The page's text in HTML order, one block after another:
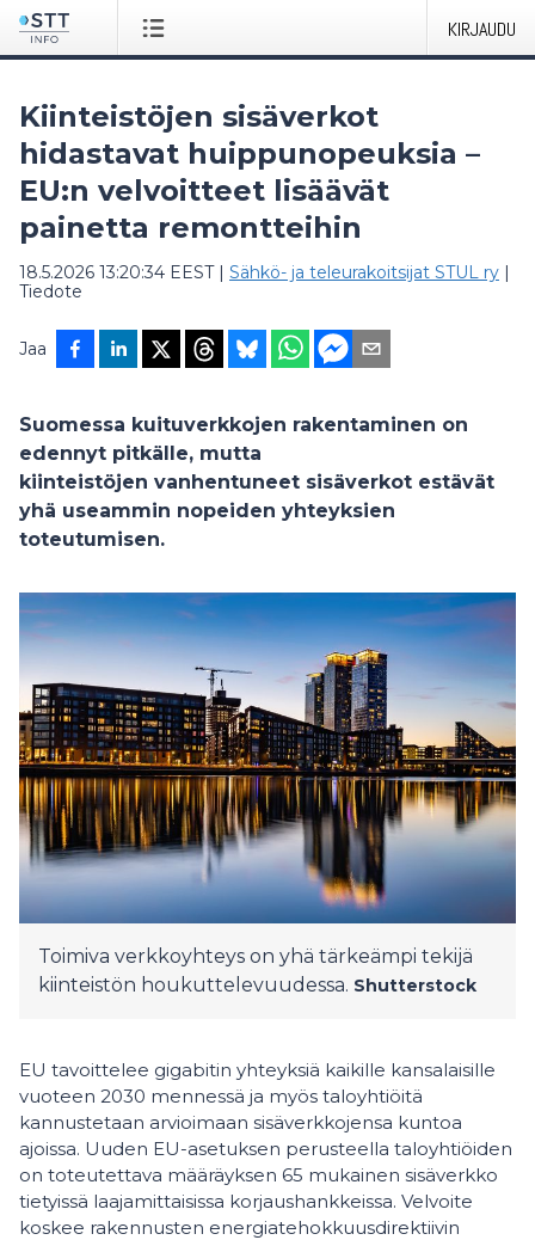
KIRJAUDU
Kiinteistöjen sisäverkot
hidastavat huippunopeuksia –
EU:n velvoitteet lisäävät
painetta remontteihin
18.5.2026 13:20:34 EEST| Sähkö- ja teleurakoitsijat STUL ry |
Tiedote
Jaa
Suomessa kuituverkkojen rakentaminen on
edennyt pitkälle, mutta
kiinteistöjen vanhentuneet sisäverkot estävät
yhä useammin nopeiden yhteyksien
toteutumisen.
Toimiva verkkoyhteys on yhä tärkeämpi tekijä
kiinteistön houkuttelevuudessa. Shutterstock
EU tavoittelee gigabitin yhteyksiä kaikille kansalaisille
vuoteen 2030 mennessä ja myös taloyhtiöitä
kannustetaan arvioimaan sisäverkkojensa kuntoa
ajoissa. Uuden EU-asetuksen perusteella taloyhtiöiden
on toteutettava määräyksen 65 mukainen sisäverkko
tietyissä laajamittaisissa korjaushankkeissa. Velvoite
koskee rakennusten energiatehokkuusdirektiivin